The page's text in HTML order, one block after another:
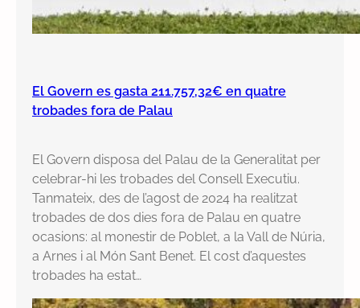
El Govern es gasta 211.757,32€ en quatre
trobades fora de Palau
El Govern disposa del Palau de la Generalitat per
celebrar-hi les trobades del Consell Executiu.
Tanmateix, des de l’agost de 2024 ha realitzat
trobades de dos dies fora de Palau en quatre
ocasions: al monestir de Poblet, a la Vall de Núria,
a Arnes i al Món Sant Benet. El cost d’aquestes
trobades ha estat…